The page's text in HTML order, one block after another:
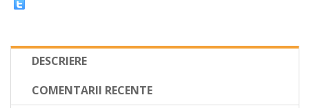
DESCRIERE
COMENTARII RECENTE